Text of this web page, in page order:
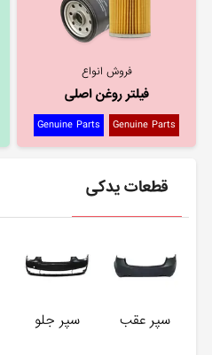
فروش انواع
فیلتر روغن اصلی
Genuine Parts
Genuine Parts
قطعات یدکی
سپر عقب سپر جلو